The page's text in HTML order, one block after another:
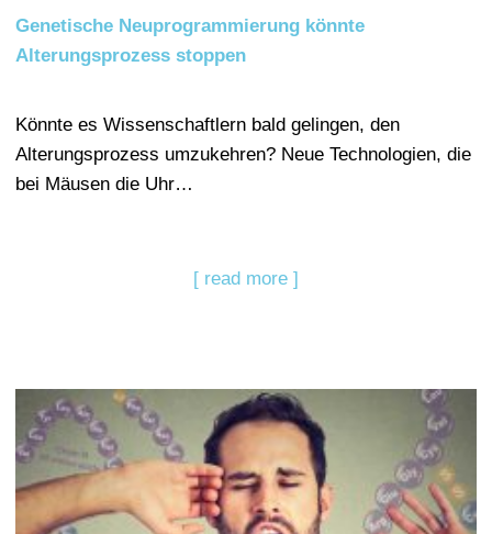
Genetische Neuprogrammierung könnte
Alterungsprozess stoppen
Könnte es Wissenschaftlern bald gelingen, den
Alterungsprozess umzukehren? Neue Technologien, die
bei Mäusen die Uhr…
[ read more ]